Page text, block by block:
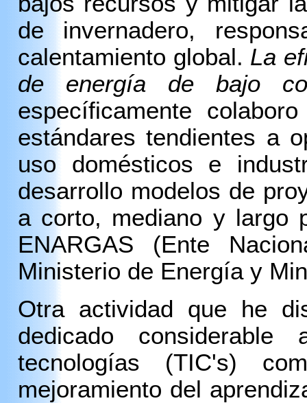
de invernadero,
calentamiento global. La
de energía de bajo
específicamente
estándares tendientes a
uso domésticos e
desarrollo modelos de
a corto, mediano y largo
ENARGAS (Ente
Ministerio de Energía y
Otra actividad que he
dedicado
tecnologías (TIC's)
mejoramiento del